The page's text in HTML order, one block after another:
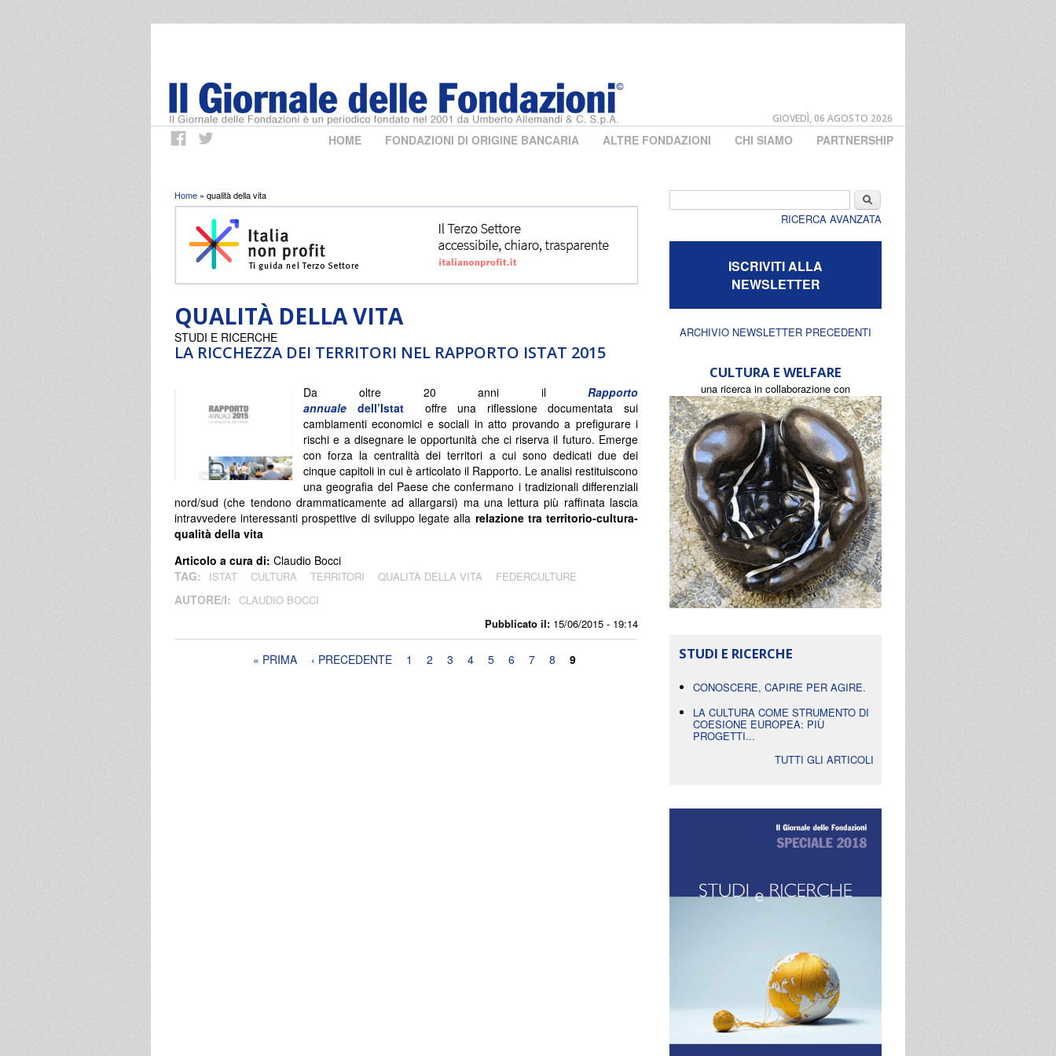
GIOVEDÌ, 06 AGOSTO 2026
HOME FONDAZIONI DI ORIGINE BANCARIA ALTRE FONDAZIONI CHI SIAMO PARTNERSHIP
Tu sei qui
Home » qualità della vita
QUALITÀ DELLA VITA
LA RICCHEZZA DEI TERRITORI NEL RAPPORTO ISTAT 2015
Pubblicato il: 15/06/2015 - 19:14
STUDI E RICERCHE
Da oltre 20 anni il Rapporto
annuale dell’Istat
offre una riflessione documentata sui
cambiamenti economici e sociali in atto provando a prefigurare i
rischi e a disegnare le opportunità che ci riserva il futuro. Emerge
con forza la centralità dei territori a cui sono dedicati due dei
cinque capitoli in cui è articolato il Rapporto. Le analisi restituiscono
una geografia del Paese che confermano i tradizionali differenziali
nord/sud (che tendono drammaticamente ad allargarsi) ma una lettura più raffinata lascia
intravvedere interessanti prospettive di sviluppo legate alla relazione tra territorio-cultura-
qualità della vita
Articolo a cura di: Claudio Bocci
TAG:
ISTAT CULTURA TERRITORI QUALITÀ DELLA VITA FEDERCULTURE
AUTORE/I: CLAUDIO BOCCI
« PRIMA ‹ PRECEDENTE 1 2 3 4 5 6 7 8 9
Cerca
RICERCA AVANZATA
ISCRIVITI ALLA
NEWSLETTER
ARCHIVIO NEWSLETTER PRECEDENTI
CULTURA E WELFARE
una ricerca in collaborazione con
STUDI E RICERCHE
CONOSCERE, CAPIRE PER AGIRE.
LA CULTURA COME STRUMENTO DI
COESIONE EUROPEA: PIÙ
PROGETTI...
TUTTI GLI ARTICOLI